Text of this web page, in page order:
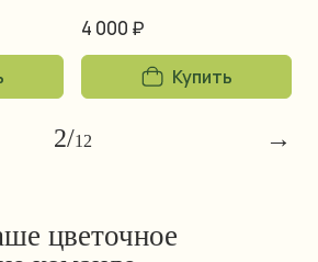
2/12 →
4 000 ₽
Купить
цветочное